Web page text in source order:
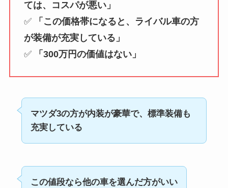
ては、コスパが悪い」
✅
「この価格帯になると、ライバル車の方
が装備が充実している」
✅
「300万円の価値はない」
マツダ3の方が内装が豪華で、標準装備も
充実している
この値段なら他の車を選んだ方がいい